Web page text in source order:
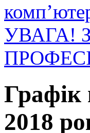
УВАГА!
Графік
2018